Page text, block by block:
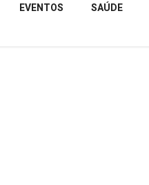
EVENTOS SAÚDE